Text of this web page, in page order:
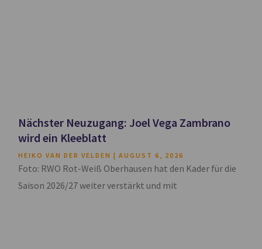
Nächster Neuzugang: Joel Vega Zambrano
wird ein Kleeblatt
HEIKO VAN DER VELDEN AUGUST 6, 2026
Foto: RWO Rot-Weiß Oberhausen hat den Kader für die
Saison 2026/27 weiter verstärkt und mit